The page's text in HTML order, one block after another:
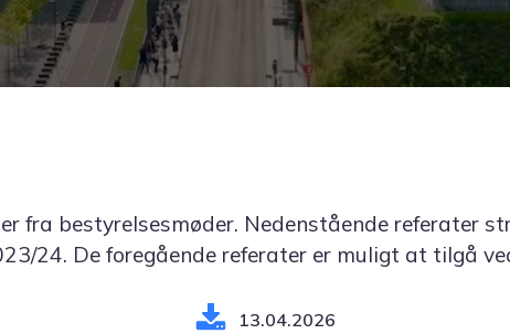
fra bestyrelsesmøder. Nedenstående referater
24. De foregående referater er muligt at tilgå
13.04.2026